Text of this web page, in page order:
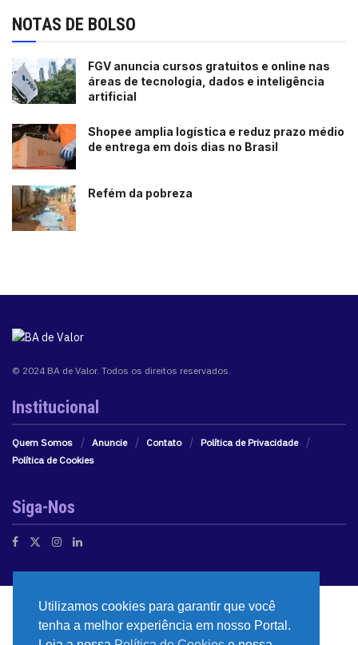
NOTAS DE BOLSO
FGV anuncia cursos gratuitos e online nas
áreas de tecnologia, dados e inteligência
artificial
Shopee amplia logística e reduz prazo médio
de entrega em dois dias no Brasil
Refém da pobreza
© 2024 BA de Valor. Todos os direitos reservados.
Institucional
Quem Somos Anuncie Contato
Política de Privacidade
Política de Cookies
Siga-Nos
Utilizamos cookies para garantir que você
tenha a melhor experiência em nosso Portal.